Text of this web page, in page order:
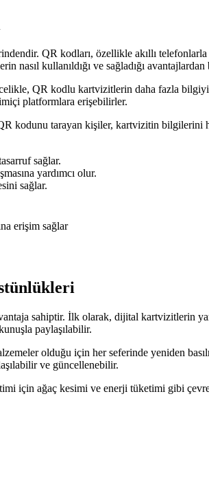
QR kodları, özellikle akıllı
kullanıldığı ve sağladığı avantajlardan
QR kodlu kartvizitlerin daha fazla
platformlara erişebilirler.
kodunu tarayan kişiler, kartvizitin
sağlar.
yardımcı olur.
sağlar.
erişim sağlar
sahiptir. İlk olarak, dijital kartvizitlerin
paylaşılabilir.
olduğu için her seferinde yeniden
ve güncellenebilir.
için ağaç kesimi ve enerji tüketimi gibi